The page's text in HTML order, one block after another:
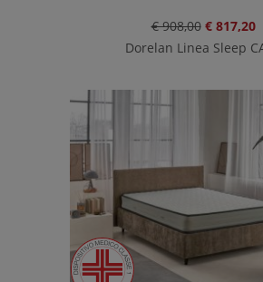
€ 908,00 € 817,20
Dorelan Linea Sleep